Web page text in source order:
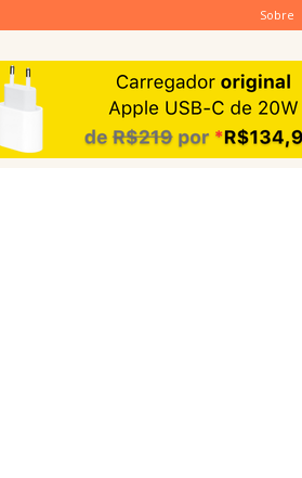
Sobre